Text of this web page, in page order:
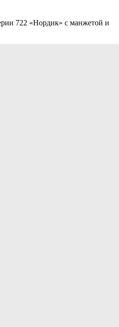
722 «Нордик» с манжетой и